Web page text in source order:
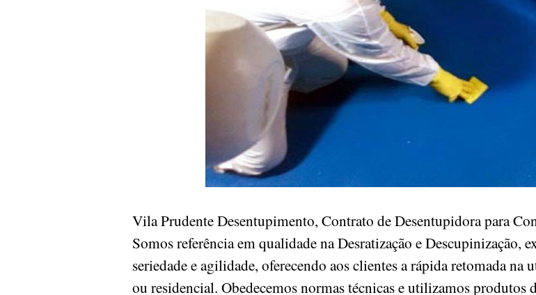
Vila Prudente Desentupimento, Contrato de Desentupidora para
Somos referência em qualidade na Desratização e Descupinização,
seriedade e agilidade, oferecendo aos clientes a rápida retomada na
ou residencial. Obedecemos normas técnicas e utilizamos produtos